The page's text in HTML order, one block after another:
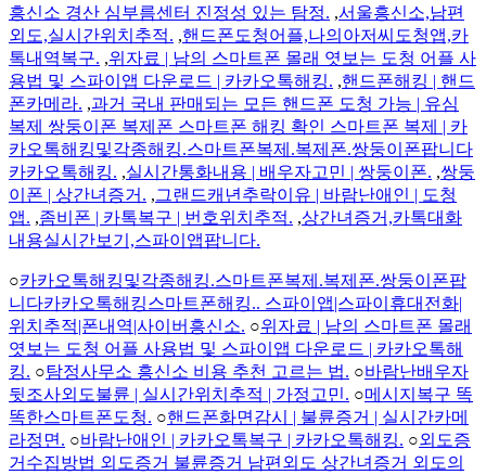
흥신소 경산 심부름센터 진정성 있는 탐정. ,서울흥신소,남편
외도,실시간위치추적. ,핸드폰도청어플,나의아저씨도청앱,카
톡내역복구. ,위자료 | 남의 스마트폰 몰래 엿보는 도청 어플 사
용법 및 스파이앱 다운로드 | 카카오톡해킹. ,핸드폰해킹 | 핸드
폰카메라. ,과거 국내 판매되는 모든 핸드폰 도청 가능 | 유심
복제 쌍둥이폰 복제폰 스마트폰 해킹 확인 스마트폰 복제 | 카
카오톡해킹및각종해킹.스마트폰복제.복제폰.쌍둥이폰팝니다
카카오톡해킹. ,실시간통화내용 | 배우자고민 | 쌍둥이폰. ,쌍둥
이폰 | 상간녀증거. ,그랜드캐년추락이유 | 바람난애인 | 도청
앱. ,좀비폰 | 카톡복구 | 번호위치추적. ,상간녀증거,카톡대화
내용실시간보기,스파이앱팝니다.
○카카오톡해킹및각종해킹.스마트폰복제.복제폰.쌍둥이폰팝
니다카카오톡해킹스마트폰해킹.. 스파이앱|스파이휴대전화|
위치추적|폰내역|사이버흥신소. ○위자료 | 남의 스마트폰 몰래
엿보는 도청 어플 사용법 및 스파이앱 다운로드 | 카카오톡해
킹. ○탐정사무소 흥신소 비용 추천 고르는 법. ○바람난배우자
뒷조사외도불륜 | 실시간위치추적 | 가정고민. ○메시지복구 똑
똑한스마트폰도청. ○핸드폰화면감시 | 불륜증거 | 실시간카메
라정면. ○바람난애인 | 카카오톡복구 | 카카오톡해킹. ○외도증
거수집방법 외도증거 불륜증거 남편외도 상간녀증거 외도의